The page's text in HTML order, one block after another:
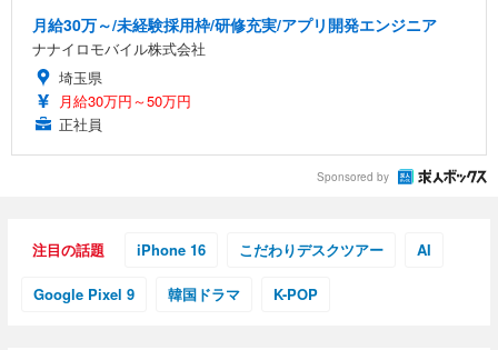
月給30万～/未経験採用枠/研修充実/アプリ開発エンジニア
ナナイロモバイル株式会社
埼玉県
月給30万円～50万円
正社員
Sponsored by
注目の話題 iPhone 16 こだわりデスクツアー AI
Google Pixel 9 韓国ドラマ K-POP